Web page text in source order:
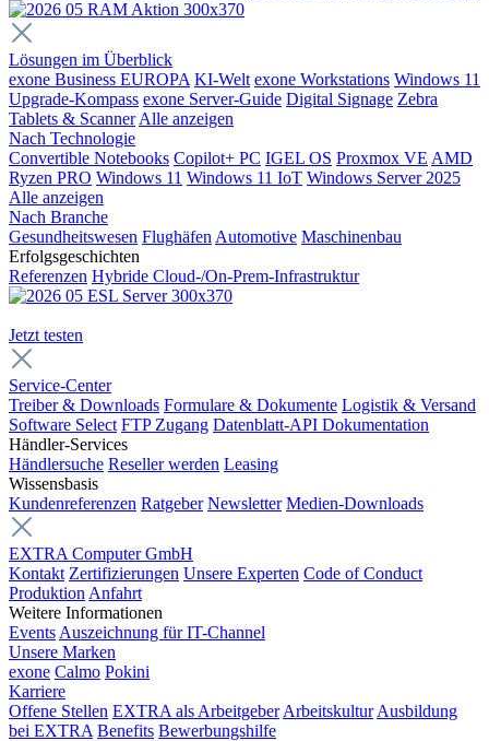
Lösungen im Überblick
exone Business EUROPA KI-Welt exone Workstations Windows 11
Upgrade-Kompass exone Server-Guide Digital Signage Zebra
Tablets & Scanner Alle anzeigen
Nach Technologie
Convertible Notebooks Copilot+ PC IGEL OS Proxmox VE AMD
Ryzen PRO Windows 11 Windows 11 IoT Windows Server 2025
Alle anzeigen
Nach Branche
Gesundheitswesen Flughäfen Automotive Maschinenbau
Erfolgsgeschichten
Referenzen Hybride Cloud-/On-Prem-Infrastruktur
Jetzt testen
Service-Center
Treiber & Downloads Formulare & Dokumente Logistik & Versand
Software Select FTP Zugang Datenblatt-API Dokumentation
Händler-Services
Händlersuche Reseller werden Leasing
Wissensbasis
Kundenreferenzen Ratgeber Newsletter Medien-Downloads
EXTRA Computer GmbH
Kontakt Zertifizierungen Unsere Experten Code of Conduct
Produktion Anfahrt
Weitere Informationen
Events Auszeichnung für IT-Channel
Unsere Marken
exone Calmo Pokini
Karriere
Offene Stellen EXTRA als Arbeitgeber Arbeitskultur Ausbildung
bei EXTRA Benefits Bewerbungshilfe